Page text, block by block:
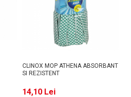
CLINOX MOP ATHENA ABSORBANT
SI REZISTENT
14,10 Lei